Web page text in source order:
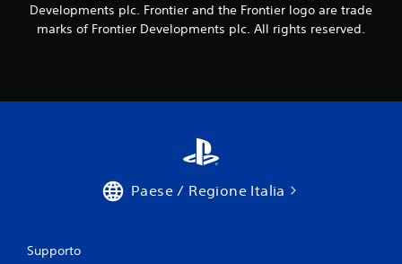
Developments plc. Frontier and the Frontier logo are trade
marks of Frontier Developments plc. All rights reserved.
Paese / Regione Italia
Supporto